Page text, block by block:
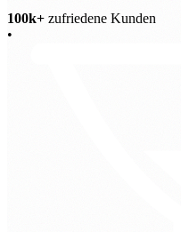
100k+ zufriedene Kunden
•